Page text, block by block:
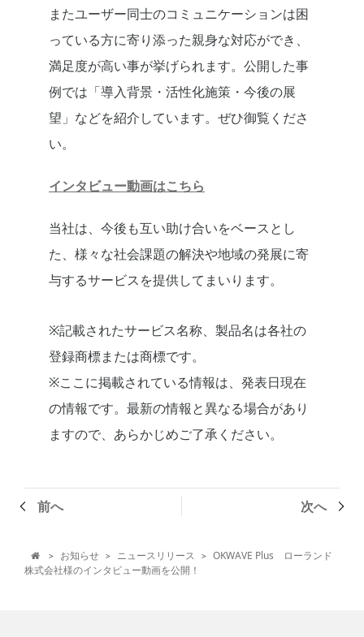
またユーザー同士のコミュニケーションは困
っている方に寄り添った親身な対応ができ、
満足度が高い事が挙げられます。公開した事
例では「導入背景・活性化施策・今後の展
望」などを紹介しています。ぜひ御覧くださ
い。
インタビュー動画はこちら
当社は、今後も互い助け合いをベースとし
た、様々な社会課題の解決や地域の発展に寄
与するサービスを提供してまいります。
※記載されたサービス名称、製品名は各社の
登録商標または商標です。
※ここに掲載されている情報は、発表日現在
の情報です。最新の情報と異なる場合があり
ますので、あらかじめご了承ください。
前へ 次へ
 > お知らせ > ニュースリリース > OKWAVE Plus ローランド
株式会社様のインタビュー動画を公開！